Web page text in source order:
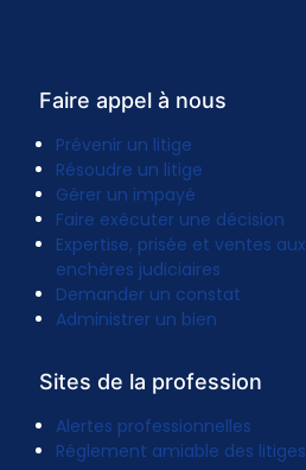
Faire appel à nous
Prévenir un litige
Résoudre un litige
Gérer un impayé
Faire exécuter une décision
Expertise, prisée et ventes aux
enchères judiciaires
Demander un constat
Administrer un bien
Sites de la profession
Alertes professionnelles
Réglement amiable des litiges